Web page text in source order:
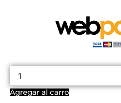
Agregar al carro